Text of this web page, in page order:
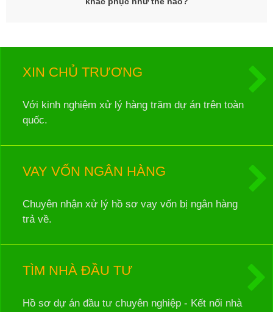
XIN CHỦ TRƯƠNG
Với kinh nghiệm xử lý hàng trăm dự án trên toàn
quốc.
VAY VỐN NGÂN HÀNG
Chuyên nhận xử lý hồ sơ vay vốn bị ngân hàng
trả về.
TÌM NHÀ ĐẦU TƯ
Hồ sơ dự án đầu tư chuyên nghiệp - Kết nối nhà